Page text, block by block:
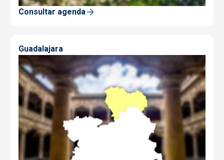
Consultar agenda
Guadalajara